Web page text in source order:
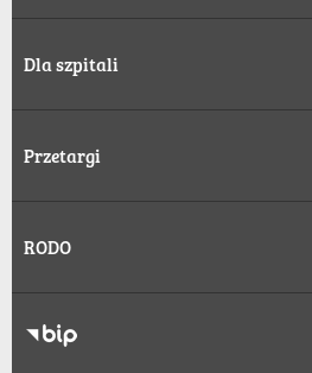
Dla szpitali
Przetargi
RODO
RODO